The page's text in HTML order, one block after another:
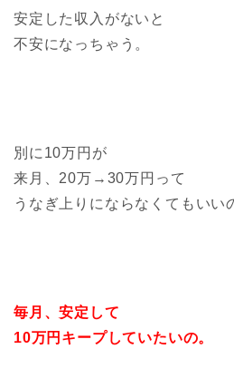
安定した収入がないと
不安になっちゃう。
別に10万円が
来月、20万→30万円って
うなぎ上りにならなくてもいい
毎月、安定して
10万円キープしていたいの。